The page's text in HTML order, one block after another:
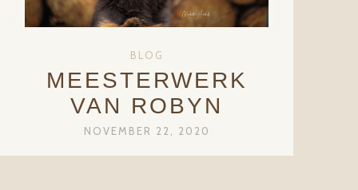
BLOG
MEESTERWERK
VAN ROBYN
NOVEMBER 22, 2020